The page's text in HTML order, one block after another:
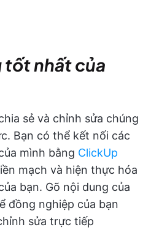
tốt nhất của
sẻ và chỉnh sửa chúng
Bạn có thể kết nối các
mình bằng ClickUp
mạch và hiện thực hóa
bạn. Gõ nội dung của
đồng nghiệp của bạn
sửa trực tiếp